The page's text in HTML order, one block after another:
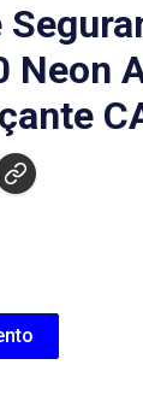
Neon